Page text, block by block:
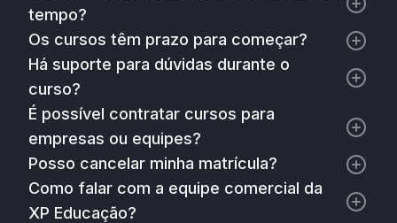
tempo?
Os cursos têm prazo para começar?
Há suporte para dúvidas durante o
curso?
É possível contratar cursos para
empresas ou equipes?
Posso cancelar minha matrícula?
Como falar com a equipe comercial da
XP Educação?